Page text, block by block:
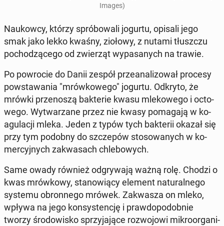
Images)
Na­ukow­cy, którzy spró­bo­wa­li jogurtu, opisali jego
smak jako lekko kwaśny, ziołowy, z nutami tłusz­czu
po­cho­dzą­ce­go od zwie­rząt wy­pa­sa­nych na trawie.
Po po­wro­cie do Danii zespół prze­ana­li­zo­wał procesy
po­wsta­wa­nia "mrów­ko­we­go" jogurtu. Odkryto, że
mrówki prze­no­szą bak­te­rie kwasu mle­ko­we­go i octo­
we­go. Wy­twa­rza­ne przez nie kwasy po­ma­ga­ją w ko­
agu­la­cji mleka. Jeden z typów tych bak­te­rii okazał się
przy tym podobny do szcze­pów sto­so­wa­nych w ko­
mer­cyj­nych za­kwa­sach chle­bo­wych.
Same owady również od­gry­wa­ją ważną rolę. Chodzi o
kwas mrów­ko­wy, sta­no­wią­cy element na­tu­ral­ne­go
systemu obron­ne­go mrówek. Za­kwa­sza on mleko,
wpływa na jego kon­sy­sten­cję i praw­do­po­dob­nie
tworzy śro­do­wi­sko sprzy­ja­ją­ce roz­wo­jo­wi mi­kro­or­ga­ni­